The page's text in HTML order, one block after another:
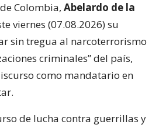
Colombia, Abelardo de la
viernes (07.08.2026) su
sin tregua al narcoterrorismo
criminales” del país,
como mandatario en
de lucha contra guerrillas y